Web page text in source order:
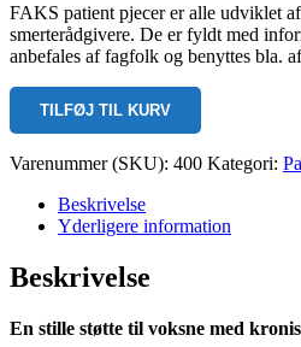
FAKS patient pjecer er alle udviklet
smerterådgivere. De er fyldt med
anbefales af fagfolk og benyttes bla.
Godnat
sov
godt!
antal
TILFØJ TIL KURV
Varenummer (SKU): 400 Kategori:
Beskrivelse
Yderligere information
Beskrivelse
En stille støtte til voksne med